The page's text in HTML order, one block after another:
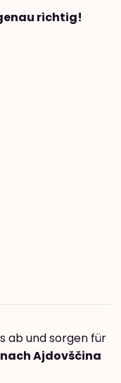
richtig!
ab und sorgen für
Ajdovščina